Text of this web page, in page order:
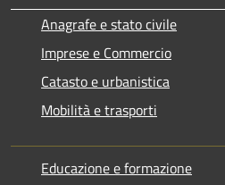
Anagrafe e stato civile
Imprese e Commercio
Catasto e urbanistica
Mobilità e trasporti
Educazione e formazione